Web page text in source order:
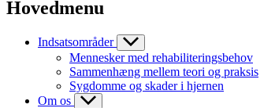
Hovedmenu
Indsatsområder
Mennesker med rehabiliteringsbehov
Sammenhæng mellem teori og praksis
Sygdomme og skader i hjernen
Om os